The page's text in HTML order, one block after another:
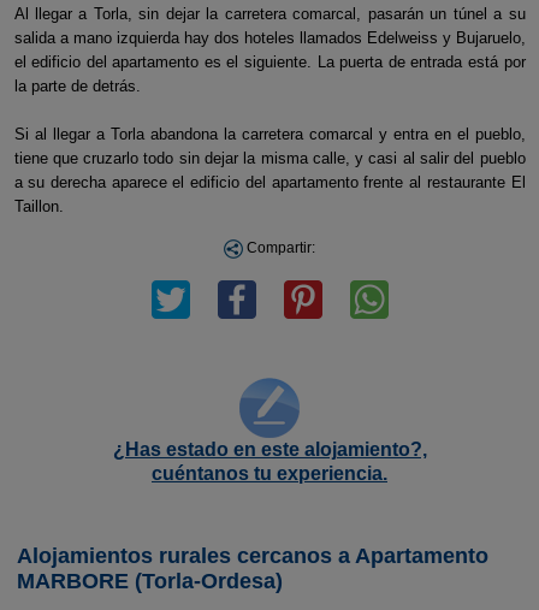
Al llegar a Torla, sin dejar la carretera comarcal, pasarán un túnel a su
salida a mano izquierda hay dos hoteles llamados Edelweiss y Bujaruelo,
el edificio del apartamento es el siguiente. La puerta de entrada está por
la parte de detrás.
Si al llegar a Torla abandona la carretera comarcal y entra en el pueblo,
tiene que cruzarlo todo sin dejar la misma calle, y casi al salir del pueblo
a su derecha aparece el edificio del apartamento frente al restaurante El
Taillon.
Compartir:
¿Has estado en este alojamiento?,
cuéntanos tu experiencia.
Alojamientos rurales cercanos a Apartamento
MARBORE (Torla-Ordesa)